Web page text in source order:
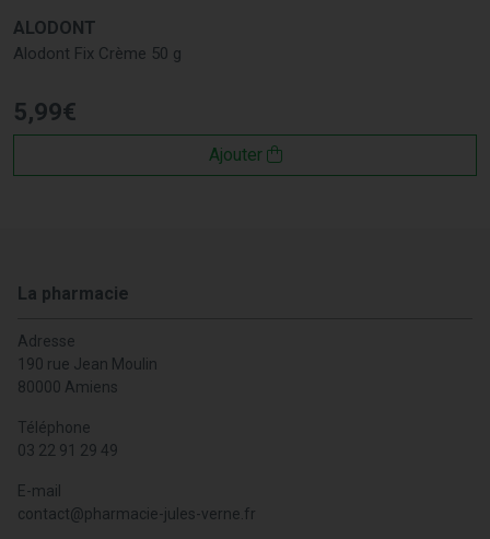
ALODONT
Alodont Fix Crème 50 g
5,99€
Ajouter
La pharmacie
Adresse
190 rue Jean Moulin
80000 Amiens
Téléphone
03 22 91 29 49
E-mail
contact@pharmacie-jules-verne.fr